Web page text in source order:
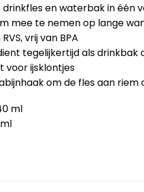
drinkfles en waterbak in één
mee te nemen op lange
vrij van BPA
tegelijkertijd als
voor ijsklontjes
om de fles aan riem
ml